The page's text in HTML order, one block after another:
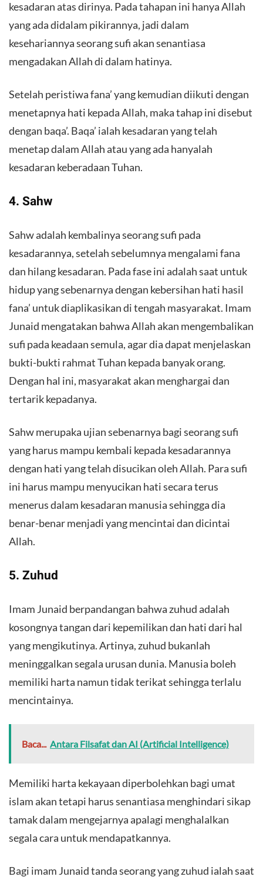
kesadaran atas dirinya. Pada tahapan ini hanya Allah
yang ada didalam pikirannya, jadi dalam
kesehariannya seorang sufi akan senantiasa
mengadakan Allah di dalam hatinya.
Setelah peristiwa fana’ yang kemudian diikuti dengan
menetapnya hati kepada Allah, maka tahap ini disebut
dengan baqa’. Baqa’ ialah kesadaran yang telah
menetap dalam Allah atau yang ada hanyalah
kesadaran keberadaan Tuhan.
4. Sahw
Sahw adalah kembalinya seorang sufi pada
kesadarannya, setelah sebelumnya mengalami fana
dan hilang kesadaran. Pada fase ini adalah saat untuk
hidup yang sebenarnya dengan kebersihan hati hasil
fana’ untuk diaplikasikan di tengah masyarakat. Imam
Junaid mengatakan bahwa Allah akan mengembalikan
sufi pada keadaan semula, agar dia dapat menjelaskan
bukti-bukti rahmat Tuhan kepada banyak orang.
Dengan hal ini, masyarakat akan menghargai dan
tertarik kepadanya.
Sahw merupaka ujian sebenarnya bagi seorang sufi
yang harus mampu kembali kepada kesadarannya
dengan hati yang telah disucikan oleh Allah. Para sufi
ini harus mampu menyucikan hati secara terus
menerus dalam kesadaran manusia sehingga dia
benar-benar menjadi yang mencintai dan dicintai
Allah.
5. Zuhud
Imam Junaid berpandangan bahwa zuhud adalah
kosongnya tangan dari kepemilikan dan hati dari hal
yang mengikutinya. Artinya, zuhud bukanlah
meninggalkan segala urusan dunia. Manusia boleh
memiliki harta namun tidak terikat sehingga terlalu
mencintainya.
Baca... Antara Filsafat dan AI (Artificial Intelligence)
Memiliki harta kekayaan diperbolehkan bagi umat
islam akan tetapi harus senantiasa menghindari sikap
tamak dalam mengejarnya apalagi menghalalkan
segala cara untuk mendapatkannya.
Bagi imam Junaid tanda seorang yang zuhud ialah saat